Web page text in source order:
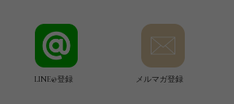
LINE@登録 メルマガ登録